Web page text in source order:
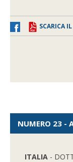
SCARICA
NUMERO 23 -
ITALIA -